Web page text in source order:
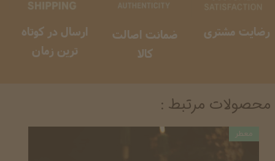
ارسال در کوتاه
ترین زمان
رضایت مشتری
ضمانت اصالت
کالا
معطر
محصولات مرتبط :